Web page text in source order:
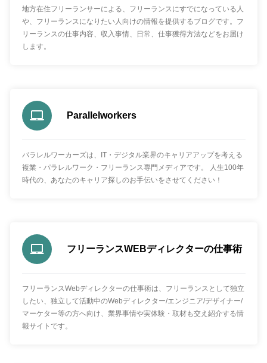
地方在住フリーランサーによる、フリーランスにすでになっている人
や、フリーランスになりたい人向けの情報を提供するブログです。フ
リーランスの仕事内容、収入事情、日常、仕事獲得方法などをお届け
します。
Parallelworkers
パラレルワーカーズは、IT・デジタル業界のキャリアアップを考える
複業・パラレルワーク・フリーランス専門メディアです。 人生100年
時代の、あなたのキャリア探しのお手伝いをさせてください！
フリーランスWEBディレクターの仕事術
フリーランスWebディレクターの仕事術は、フリーランスとして独立
したい、独立して活動中のWebディレクター/エンジニア/デザイナー/
マーケター等の方へ向け、業界事情や実体験・取材も交え紹介する情
報サイトです。